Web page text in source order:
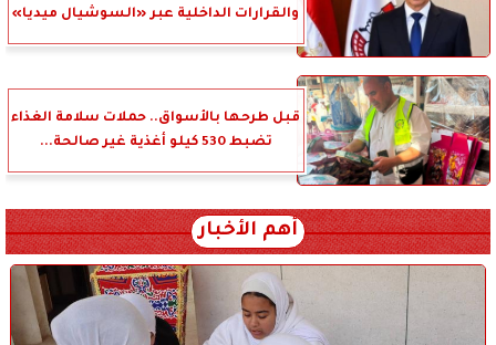
والقرارات الداخلية عبر «السوشيال ميديا»
قبل طرحها بالأسواق.. حملات سلامة الغذاء
تضبط 530 كيلو أغذية غير صالحة...
أهم الأخبار